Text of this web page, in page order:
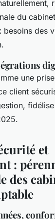
du
besoins des
une
client
et
:
des